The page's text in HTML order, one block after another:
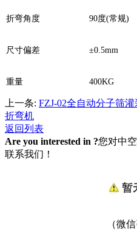
折弯角度 90度(常规)
尺寸偏差 ±0.5mm
重量 400KG
上一条: FZJ-02全自动分子筛灌
折弯机
返回列表
Are you interested in ?您对中
联系我们！
（微